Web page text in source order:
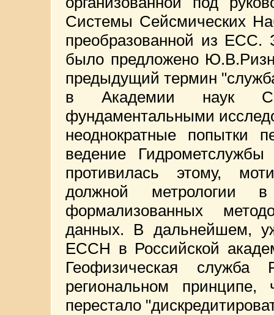
Системы Сейсмических
преобразованной из
было предложено
предыдущий термин
в Академии наук
фундаментальными
неоднократные попытки
ведение
противилась этому,
должной метрологии
формализованных
данных. В дальнейшем,
ЕССН в Российской
Геофизическая
региональном
перестало